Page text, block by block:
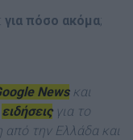
για πόσο ακόμα;
Newsκαι
ειδήσειςγια το
την Ελλάδα και